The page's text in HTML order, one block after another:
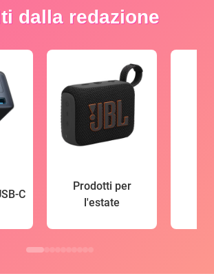
dalla redazione
C
Prodotti per
l'estate